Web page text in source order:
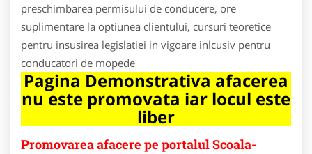
preschimbarea permisului de conducere, ore
suplimentare la optiunea clientului, cursuri teoretice
pentru insusirea legislatiei in vigoare inlcusiv pentru
conducatori de mopede
Pagina Demonstrativa afacerea
nu este promovata iar locul este
liber
Promovarea afacere pe portalul Scoala-